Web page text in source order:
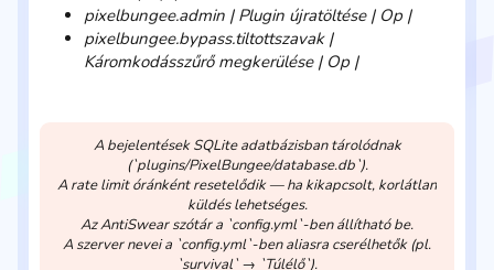
pixelbungee.admin | Plugin újratöltése | Op |
pixelbungee.bypass.tiltottszavak |
Káromkodásszűrő megkerülése | Op |
A bejelentések SQLite adatbázisban tárolódnak
(`plugins/PixelBungee/database.db`).
A rate limit óránként resetelődik — ha kikapcsolt, korlátlan
küldés lehetséges.
Az AntiSwear szótár a `config.yml`-ben állítható be.
A szerver nevei a `config.yml`-ben aliasra cserélhetők (pl.
`survival` → `Túlélő`).